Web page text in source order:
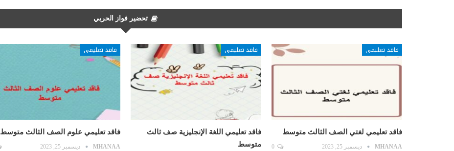
تحضير فواز الحربي
فاقد تعليمي
فاقد تعليمي لغتي الصف الثالث متوسط
MHANAA ديسمبر 25, 2023
فاقد تعليمي
فاقد تعليمي اللغة الإنجليزية صف ثالث
متوسط
فاقد تعليمي
فاقد تعليمي علوم الصف الثالث متوسط
MHANAA ديسمبر 25, 2023